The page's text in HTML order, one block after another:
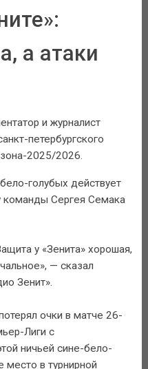
а атаки
и журналист
петербургского
2025/2026.
голубых действует
команды Сергея Семака
у «Зенита» хорошая,
— сказал
Зенит».
очки в матче 26-
Лиги с
ничьей сине-бело-
место в турнирной